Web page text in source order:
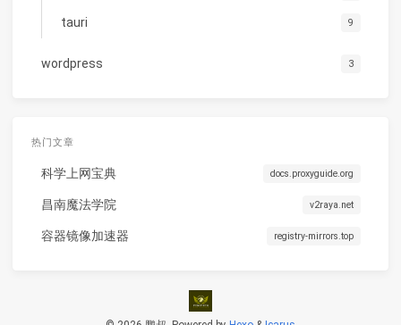
tauri 9
wordpress 3
热门文章
科学上网宝典 docs.proxyguide.org
昌南魔法学院 v2raya.net
容器镜像加速器 registry-mirrors.top